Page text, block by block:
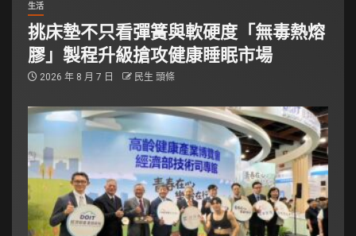
生活
挑床墊不只看彈簧與軟硬度「無毒熱熔
膠」製程升級搶攻健康睡眠市場
2026 年 8 月 7 日 民生 頭條